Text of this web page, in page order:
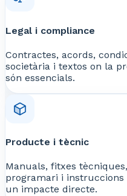
Legal i compliance
Contractes, acords,
societària i textos on la
són essencials.
Producte i tècnic
Manuals, fitxes
programari i
un impacte directe.